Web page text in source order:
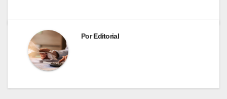
PorEditorial